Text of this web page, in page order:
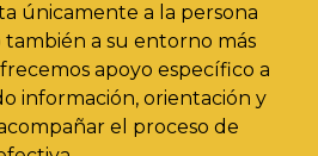
únicamente a la persona
también a su entorno más
apoyo específico a
información, orientación y
el proceso de